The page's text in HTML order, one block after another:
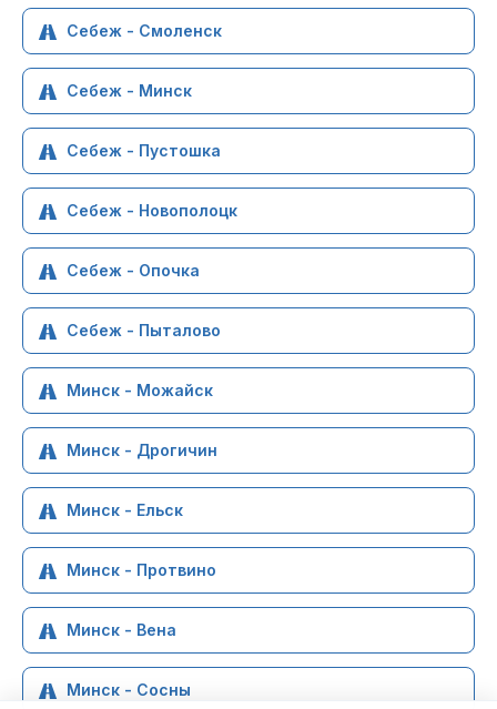
Себеж - Смоленск
Себеж - Минск
Себеж - Пустошка
Себеж - Новополоцк
Себеж - Опочка
Себеж - Пыталово
Минск - Можайск
Минск - Дрогичин
Минск - Ельск
Минск - Протвино
Минск - Вена
Минск - Сосны